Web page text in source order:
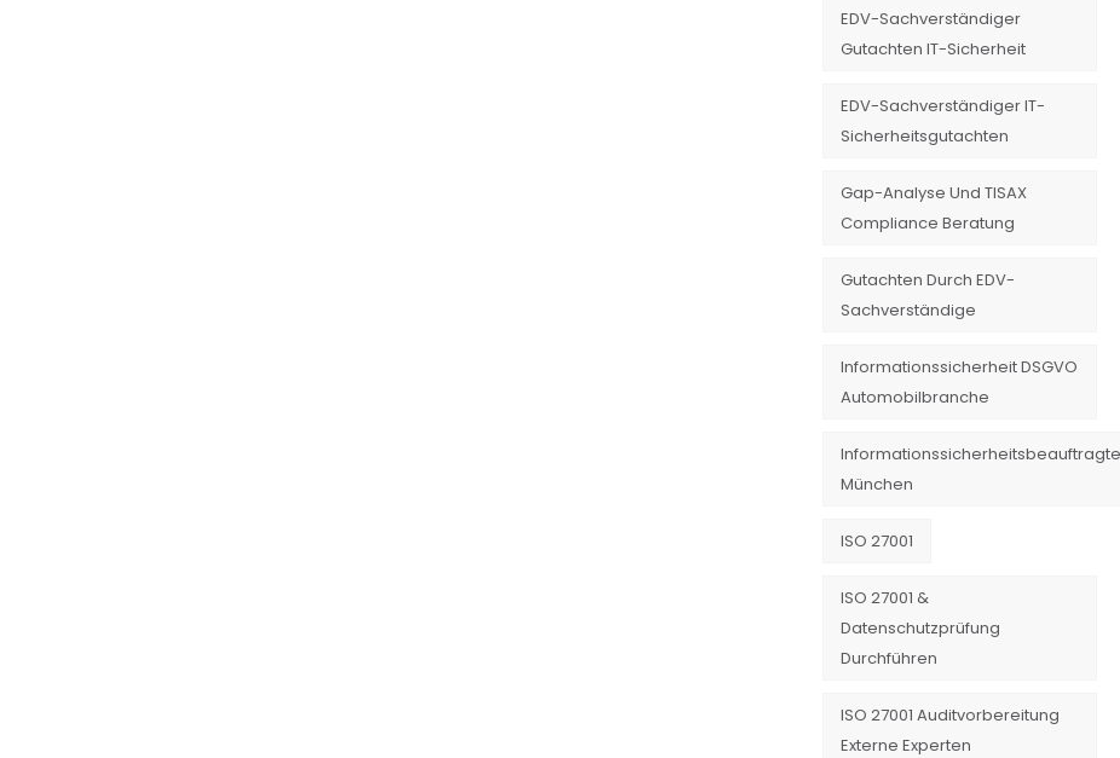
EDV-Sachverständiger
Gutachten IT-Sicherheit
EDV-Sachverständiger IT-
Sicherheitsgutachten
Gap-Analyse Und TISAX
Compliance Beratung
Gutachten Durch EDV-
Sachverständige
Informationssicherheit DSGVO
Automobilbranche
München
ISO 27001
ISO 27001 &
Datenschutzprüfung
Durchführen
ISO 27001 Auditvorbereitung
Externe Experten